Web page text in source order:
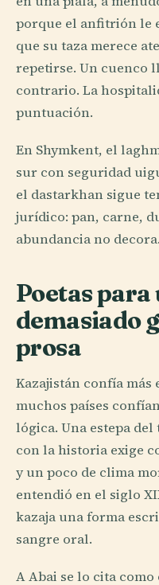
porque el anfitrión le
que su taza merece
repetirse. Un cuenco
contrario. La
puntuación.
En Shymkent, el
sur con seguridad
el dastarkhan sigue
jurídico: pan, carne,
abundancia no
Poetas para
demasiado
prosa
Kazajistán confía más
muchos países
lógica. Una estepa
con la historia exige
y un poco de clima
entendió en el siglo
kazaja una forma
sangre oral.
A Abai se lo cita